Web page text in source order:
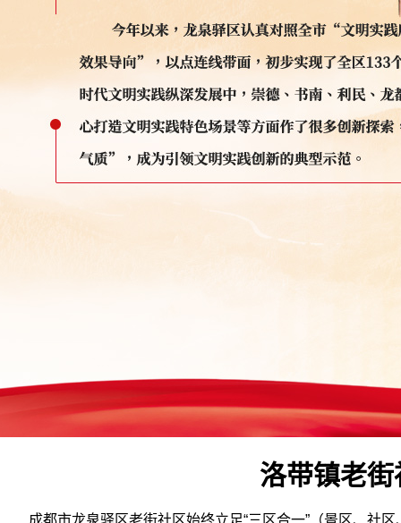
洛带镇老
成都市龙泉驿区老街社区始终立足“三区合一”（景区、社区